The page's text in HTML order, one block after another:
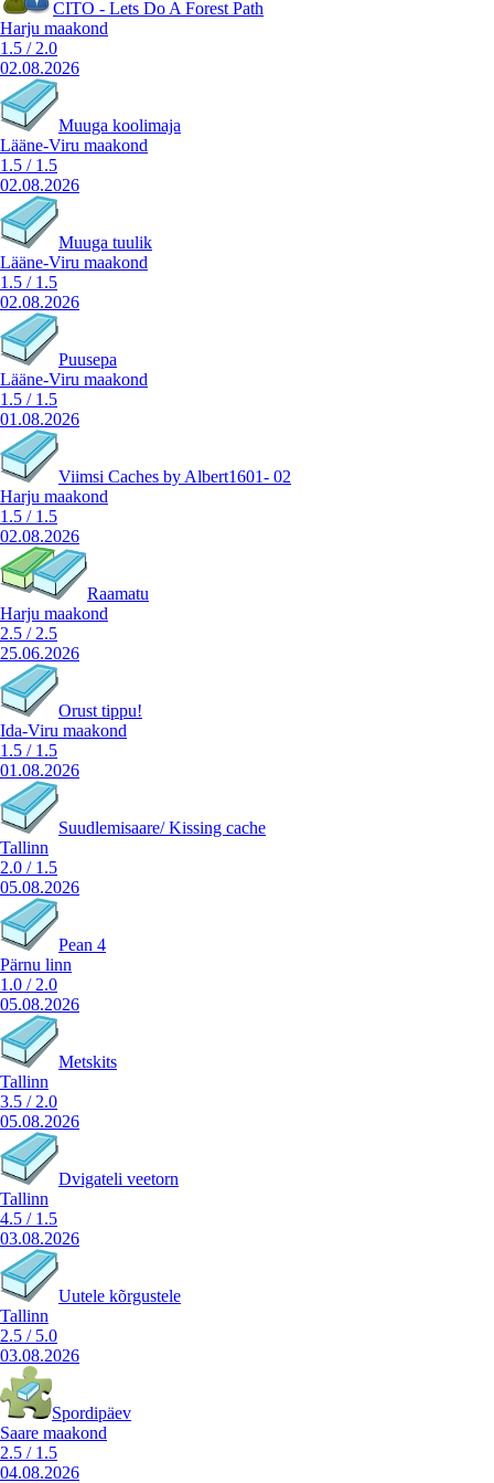
CITO - Lets Do A Forest Path
Harju maakond
1.5 / 2.0
02.08.2026
Muuga koolimaja
Lääne-Viru maakond
1.5 / 1.5
02.08.2026
Muuga tuulik
Lääne-Viru maakond
1.5 / 1.5
02.08.2026
Puusepa
Lääne-Viru maakond
1.5 / 1.5
01.08.2026
Viimsi Caches by Albert1601- 02
Harju maakond
1.5 / 1.5
02.08.2026
Raamatu
Harju maakond
2.5 / 2.5
25.06.2026
Orust tippu!
Ida-Viru maakond
1.5 / 1.5
01.08.2026
Suudlemisaare/ Kissing cache
Tallinn
2.0 / 1.5
05.08.2026
Pean 4
Pärnu linn
1.0 / 2.0
05.08.2026
Metskits
Tallinn
3.5 / 2.0
05.08.2026
Dvigateli veetorn
Tallinn
4.5 / 1.5
03.08.2026
Uutele kõrgustele
Tallinn
2.5 / 5.0
03.08.2026
Spordipäev
Saare maakond
2.5 / 1.5
04.08.2026